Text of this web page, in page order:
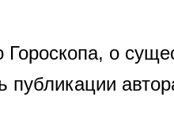
Гороскопа, о
публикации